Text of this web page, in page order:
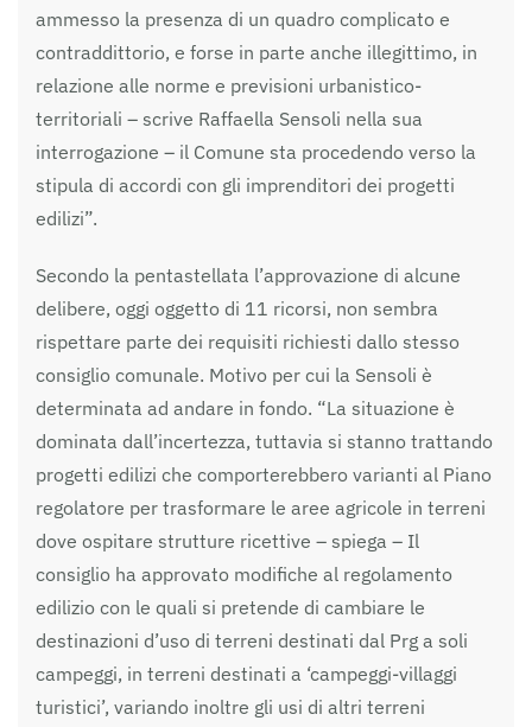
ammesso la presenza di un quadro complicato e
contraddittorio, e forse in parte anche illegittimo, in
relazione alle norme e previsioni urbanistico-
territoriali – scrive Raffaella Sensoli nella sua
interrogazione – il Comune sta procedendo verso la
stipula di accordi con gli imprenditori dei progetti
edilizi”.
Secondo la pentastellata l’approvazione di alcune
delibere, oggi oggetto di 11 ricorsi, non sembra
rispettare parte dei requisiti richiesti dallo stesso
consiglio comunale. Motivo per cui la Sensoli è
determinata ad andare in fondo. “La situazione è
dominata dall’incertezza, tuttavia si stanno trattando
progetti edilizi che comporterebbero varianti al Piano
regolatore per trasformare le aree agricole in terreni
dove ospitare strutture ricettive – spiega – Il
consiglio ha approvato modifiche al regolamento
edilizio con le quali si pretende di cambiare le
destinazioni d’uso di terreni destinati dal Prg a soli
campeggi, in terreni destinati a ‘campeggi-villaggi
turistici’, variando inoltre gli usi di altri terreni